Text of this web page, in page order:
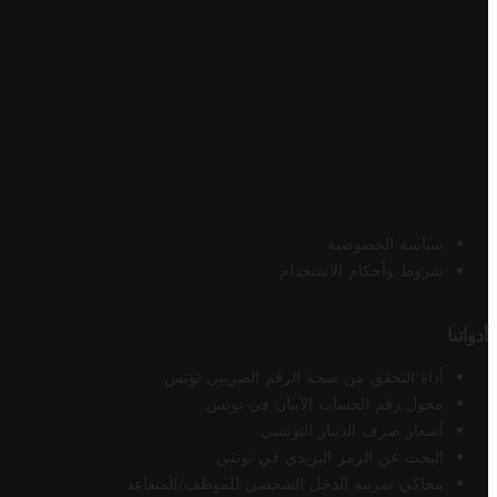
سياسة الخصوصية
شروط وأحكام الاستخدام
أدواتنا
أداة التحقق من صحة الرقم الضريبي تونس
محول رقم الحساب الآيبان في تونس
أسعار صرف الدينار التونسي
البحث عن الرمز البريدي في تونس
محاكي ضريبة الدخل الشخصي للموظف/المتقاعد